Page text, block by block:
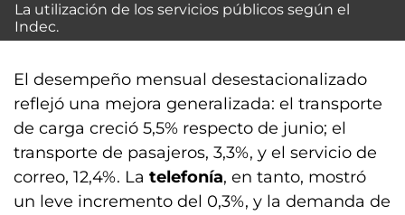
La utilización de los servicios públicos según el
Indec.
El desempeño mensual desestacionalizado
reflejó una mejora generalizada: el transporte
de carga creció 5,5% respecto de junio; el
transporte de pasajeros, 3,3%, y el servicio de
correo, 12,4%. La telefonía, en tanto, mostró
un leve incremento del 0,3%, y la demanda de